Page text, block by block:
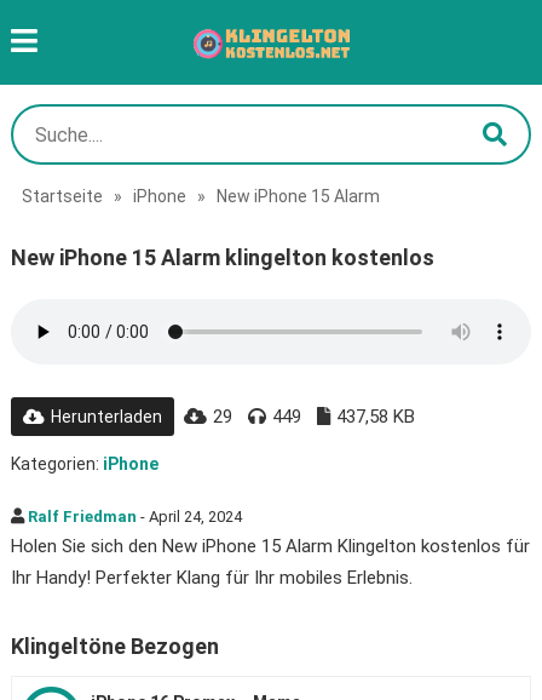
Startseite » iPhone » New iPhone 15 Alarm
New iPhone 15 Alarm klingelton kostenlos
Herunterladen 29 449 437,58 KB
Kategorien: iPhone
Ralf Friedman - April 24, 2024
Holen Sie sich den New iPhone 15 Alarm Klingelton kostenlos für
Ihr Handy! Perfekter Klang für Ihr mobiles Erlebnis.
Klingeltöne Bezogen